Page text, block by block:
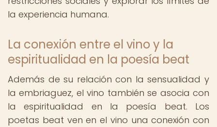
la experiencia humana.
La conexión entre el vino y la
espiritualidad en la poesía beat
Además de su relación con la sensualidad y
la embriaguez, el vino también se asocia con
la espiritualidad en la poesía beat. Los
poetas beat ven en el vino una conexión con